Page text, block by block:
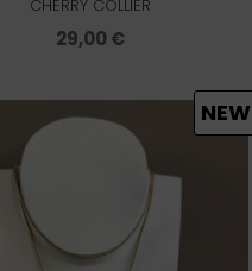
CHERRY COLLIER
29,00€
NEW